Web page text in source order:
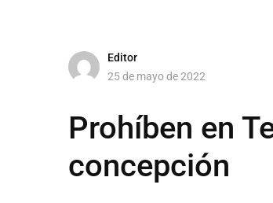
Editor
25 de mayo de 2022
Prohíben en
concepción